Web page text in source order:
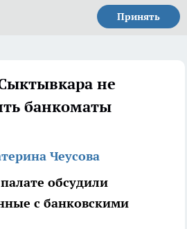
Принять
не
банкоматы
Чеусова
обсудили
с банковскими